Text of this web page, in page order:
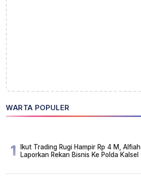
WARTA POPULER
1
Ikut Trading Rugi Hampir Rp 4 M, Alfiah
Laporkan Rekan Bisnis Ke Polda Kalsel